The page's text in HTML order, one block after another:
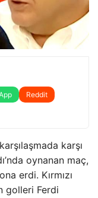
Reddit
karşı
oynanan maç,
erdi. Kırmızı
golleri Ferdi